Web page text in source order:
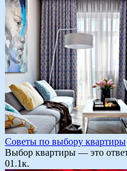
Советы по выбору квартиры
Выбор квартиры — это
01.1к.